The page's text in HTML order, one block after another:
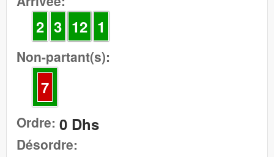
2 3 12 1
Non-partant(s):
7
Ordre: 0 Dhs
Désordre: